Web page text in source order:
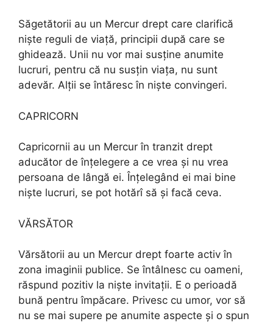
Săgetătorii au un Mercur drept care clarifică
niște reguli de viață, principii după care se
ghidează. Unii nu vor mai susține anumite
lucruri, pentru că nu susțin viața, nu sunt
adevăr. Alții se întăresc în niște convingeri.
CAPRICORN
Capricornii au un Mercur în tranzit drept
aducător de înțelegere a ce vrea și nu vrea
persoana de lângă ei. Înțelegând ei mai bine
niște lucruri, se pot hotărî să și facă ceva.
VĂRSĂTOR
Vărsătorii au un Mercur drept foarte activ în
zona imaginii publice. Se întâlnesc cu oameni,
răspund pozitiv la niște invitații. E o perioadă
bună pentru împăcare. Privesc cu umor, vor să
nu se mai supere pe anumite aspecte și o spun